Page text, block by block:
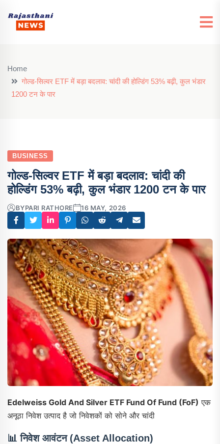
Home
गोल्ड-सिल्वर ETF में बड़ा बदलाव: चांदी की होल्डिंग 53% बढ़ी, कुल भंडार
1200 टन के पार
BUSINESS
गोल्ड-सिल्वर ETF में बड़ा बदलाव: चांदी की
होल्डिंग 53% बढ़ी, कुल भंडार 1200 टन के पार
BYPARI RATHORE 16 MAY, 2026
Edelweiss Gold And Silver ETF Fund Of Fund (FoF) एक
अनूठा निवेश उत्पाद है जो निवेशकों को सोने और चांदी
📊निवेश आवंटन (Asset Allocation)